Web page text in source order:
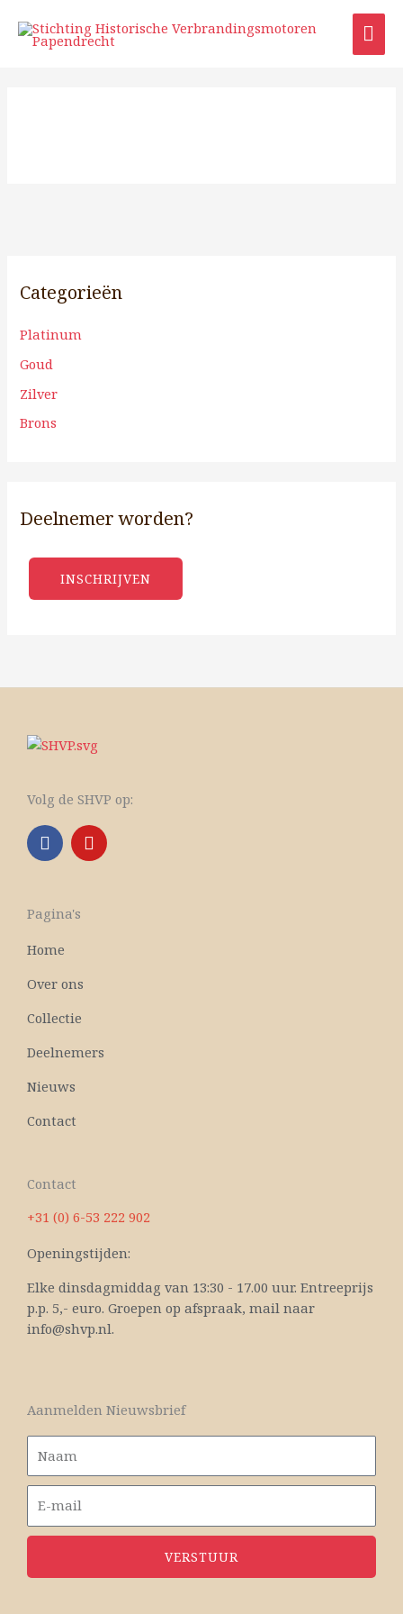
naar
Categorieën
Platinum
Goud
Zilver
Brons
Deelnemer worden?
INSCHRIJVEN
Volg de SHVP op:
F
a
c
b
o
k
Y
o
u
Pagina's
Home
Over ons
Collectie
Deelnemers
Nieuws
Contact
Contact
+31 (0) 6-53 222 902
Openingstijden:
Elke dinsdagmiddag van 13:30 - 17.00 uur. Entreeprijs
p.p. 5,- euro. Groepen op afspraak, mail naar
info@shvp.nl.
Aanmelden Nieuwsbrief
VERSTUUR